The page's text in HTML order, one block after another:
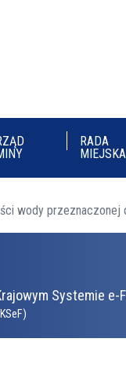
RADA
MIEJSKA
wody przeznaczonej
Systemie e-